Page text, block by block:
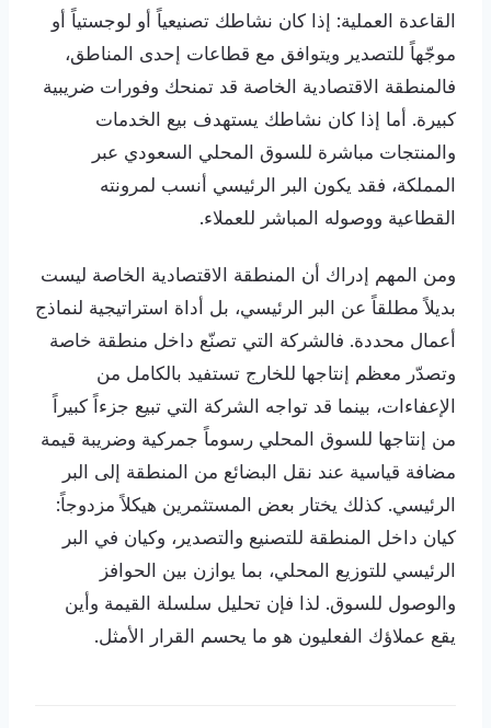
القاعدة العملية: إذا كان نشاطك تصنيعياً أو لوجستياً أو
موجّهاً للتصدير ويتوافق مع قطاعات إحدى المناطق،
فالمنطقة الاقتصادية الخاصة قد تمنحك وفورات ضريبية
كبيرة. أما إذا كان نشاطك يستهدف بيع الخدمات
والمنتجات مباشرة للسوق المحلي السعودي عبر
المملكة، فقد يكون البر الرئيسي أنسب لمرونته
القطاعية ووصوله المباشر للعملاء.
ومن المهم إدراك أن المنطقة الاقتصادية الخاصة ليست
بديلاً مطلقاً عن البر الرئيسي، بل أداة استراتيجية لنماذج
أعمال محددة. فالشركة التي تصنّع داخل منطقة خاصة
وتصدّر معظم إنتاجها للخارج تستفيد بالكامل من
الإعفاءات، بينما قد تواجه الشركة التي تبيع جزءاً كبيراً
من إنتاجها للسوق المحلي رسوماً جمركية وضريبة قيمة
مضافة قياسية عند نقل البضائع من المنطقة إلى البر
الرئيسي. كذلك يختار بعض المستثمرين هيكلاً مزدوجاً:
كيان داخل المنطقة للتصنيع والتصدير، وكيان في البر
الرئيسي للتوزيع المحلي، بما يوازن بين الحوافز
والوصول للسوق. لذا فإن تحليل سلسلة القيمة وأين
يقع عملاؤك الفعليون هو ما يحسم القرار الأمثل.